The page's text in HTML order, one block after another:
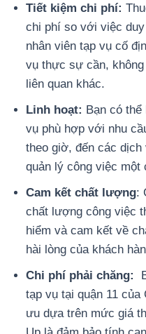
Tiết kiệm chi phí:
chi phí so với việc
nhân viên tạp vụ cố
vụ thực sự cần,
liên quan khác.
Linh hoạt: Bạn có
vụ phù hợp với nhu
theo giờ, đến các
quản lý công việc một
Cam kết chất lượng:
chất lượng công việc
hiểm và cam kết về
hài lòng của khách
Chi phí phải chăng:
tạp vụ tại quận 11
ưu dựa trên mức giá